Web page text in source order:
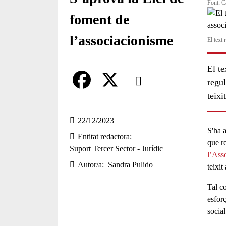
foment de
l’associacionisme
Comparteix
a
c
Compartir en altres xarxes
22/12/2023
Entitat redactora
Suport Tercer Sector - Jurídic
Autor/a
Sandra Pulido
Font:
El text
El
S'ha
que
teixit
Tal